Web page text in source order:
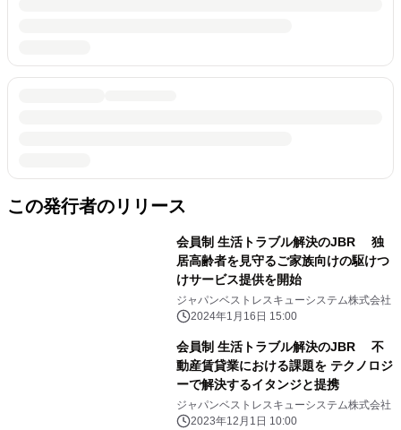
この発行者のリリース
会員制 生活トラブル解決のJBR 独
居高齢者を見守るご家族向けの駆けつ
けサービス提供を開始
ジャパンベストレスキューシステム株式会社
2024年1月16日 15:00
会員制 生活トラブル解決のJBR 不
動産賃貸業における課題を テクノロジ
ーで解決するイタンジと提携
ジャパンベストレスキューシステム株式会社
2023年12月1日 10:00